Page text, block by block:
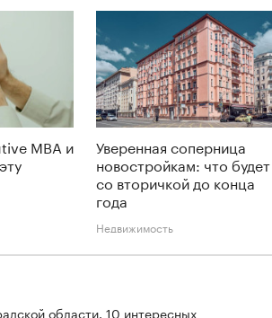
MBA и
Уверенная соперница
новостройкам: что будет
со вторичкой до конца
года
Недвижимость
области. 10 интересных